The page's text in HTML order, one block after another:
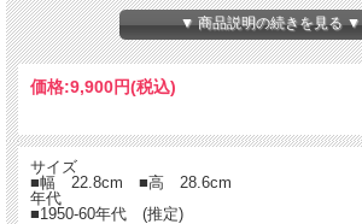
▼ 商品説明の続きを見る ▼
価格:9,900円(税込)
サイズ
■幅 22.8cm ■高 28.6cm
年代
■1950-60年代 (推定)